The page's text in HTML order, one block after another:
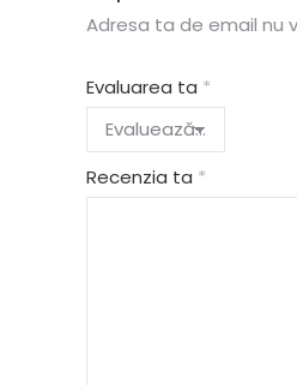
Adresa ta de email nu
Evaluarea ta *
Recenzia ta *